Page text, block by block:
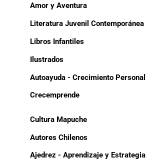
Amor y Aventura
Literatura Juvenil Contemporánea
Libros Infantiles
Ilustrados
Autoayuda - Crecimiento Personal
Crecemprende
Cultura Mapuche
Autores Chilenos
Ajedrez - Aprendizaje y Estrategia